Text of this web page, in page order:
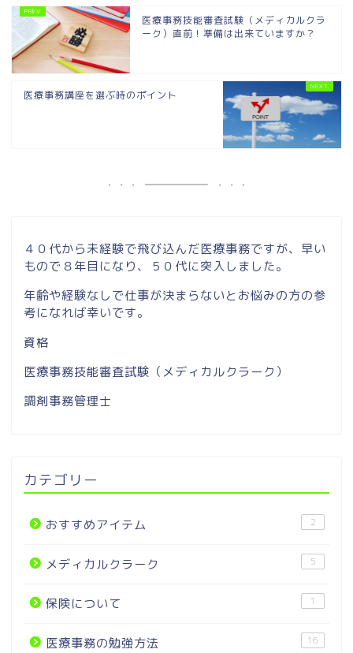
医療事務技能審査試験（メディカルクラ
ーク）直前！準備は出来ていますか？
医療事務講座を選ぶ時のポイント
４０代から未経験で飛び込んだ医療事務ですが、早い
もので８年目になり、５０代に突入しました。
年齢や経験なしで仕事が決まらないとお悩みの方の参
考になれば幸いです。
資格
医療事務技能審査試験（メディカルクラーク）
調剤事務管理士
カテゴリー
おすすめアイテム 2
メディカルクラーク 5
保険について 1
医療事務の勉強方法 16